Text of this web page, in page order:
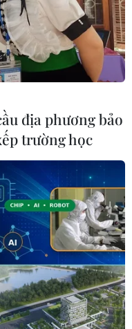
địa phương bảo
trường học